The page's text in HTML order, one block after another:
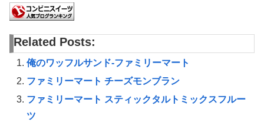
Related Posts:
俺のワッフルサンド-ファミリーマート
ファミリーマート チーズモンブラン
ファミリーマート スティックタルトミックスフルー
ツ